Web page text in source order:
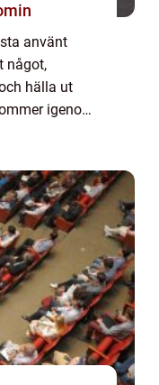
använt
något,
hälla ut
igenom